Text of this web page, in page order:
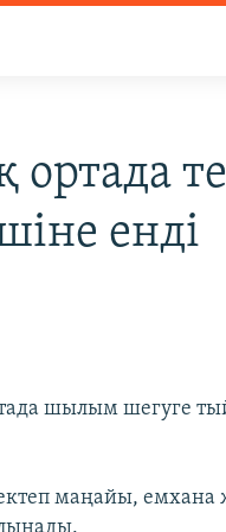
енді
шылым шегуге
маңайы, емхана